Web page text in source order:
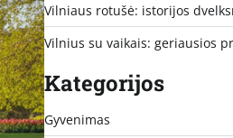
Vilniaus rotušė: istorijos
Vilnius su vaikais: geriausios
Kategorijos
Gyvenimas